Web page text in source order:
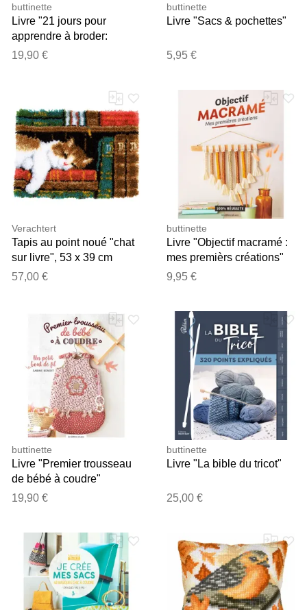
buttinette
Livre "21 jours pour
apprendre à broder:
Programme complet et
19,90 €
buttinette
Livre "Sacs & pochettes"
5,95 €
Verachtert
Tapis au point noué "chat
sur livre", 53 x 39 cm
57,00 €
buttinette
Livre "Objectif macramé :
mes premièrs créations"
9,95 €
buttinette
Livre "Premier trousseau
de bébé à coudre"
19,90 €
buttinette
Livre "La bible du tricot"
25,00 €